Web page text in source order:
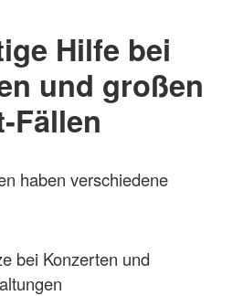
Hilfe bei
und großen
Fällen
haben verschiedene
bei Konzerten und